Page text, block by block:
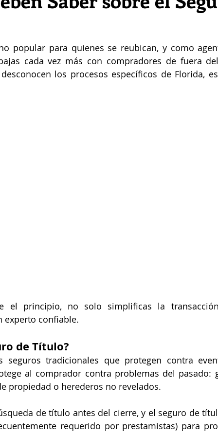
popular para quienes se reubican, y como
cada vez más con compradores de fuera
los procesos específicos de Florida,
el principio, no solo simplificas la
experto confiable.
de Título?
seguros tradicionales que protegen contra
al comprador contra problemas del pasado:
propiedad o herederos no revelados.
de título antes del cierre, y el seguro de
requerido por prestamistas) para